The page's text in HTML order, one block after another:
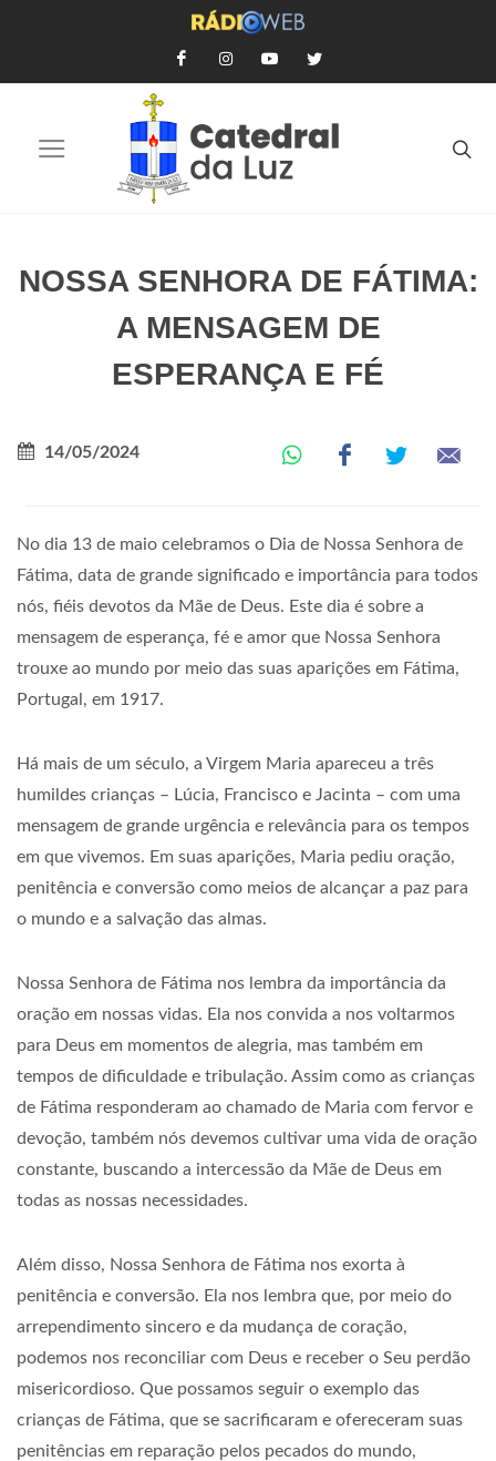
NOSSA SENHORA DE FÁTIMA:
A MENSAGEM DE
ESPERANÇA E FÉ
14/05/2024
No dia 13 de maio celebramos o Dia de Nossa Senhora de
Fátima, data de grande significado e importância para todos
nós, fiéis devotos da Mãe de Deus. Este dia é sobre a
mensagem de esperança, fé e amor que Nossa Senhora
trouxe ao mundo por meio das suas aparições em Fátima,
Portugal, em 1917.
Há mais de um século, a Virgem Maria apareceu a três
humildes crianças – Lúcia, Francisco e Jacinta – com uma
mensagem de grande urgência e relevância para os tempos
em que vivemos. Em suas aparições, Maria pediu oração,
penitência e conversão como meios de alcançar a paz para
o mundo e a salvação das almas.
Nossa Senhora de Fátima nos lembra da importância da
oração em nossas vidas. Ela nos convida a nos voltarmos
para Deus em momentos de alegria, mas também em
tempos de dificuldade e tribulação. Assim como as crianças
de Fátima responderam ao chamado de Maria com fervor e
devoção, também nós devemos cultivar uma vida de oração
constante, buscando a intercessão da Mãe de Deus em
todas as nossas necessidades.
Além disso, Nossa Senhora de Fátima nos exorta à
penitência e conversão. Ela nos lembra que, por meio do
arrependimento sincero e da mudança de coração,
podemos nos reconciliar com Deus e receber o Seu perdão
misericordioso. Que possamos seguir o exemplo das
crianças de Fátima, que se sacrificaram e ofereceram suas
penitências em reparação pelos pecados do mundo,